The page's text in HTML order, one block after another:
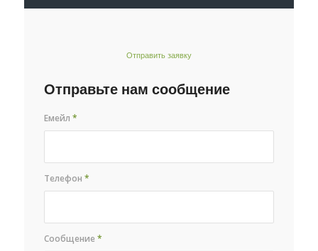
Отправить заявку
Отправьте нам сообщение
Емейл*
Телефон*
Сообщение*